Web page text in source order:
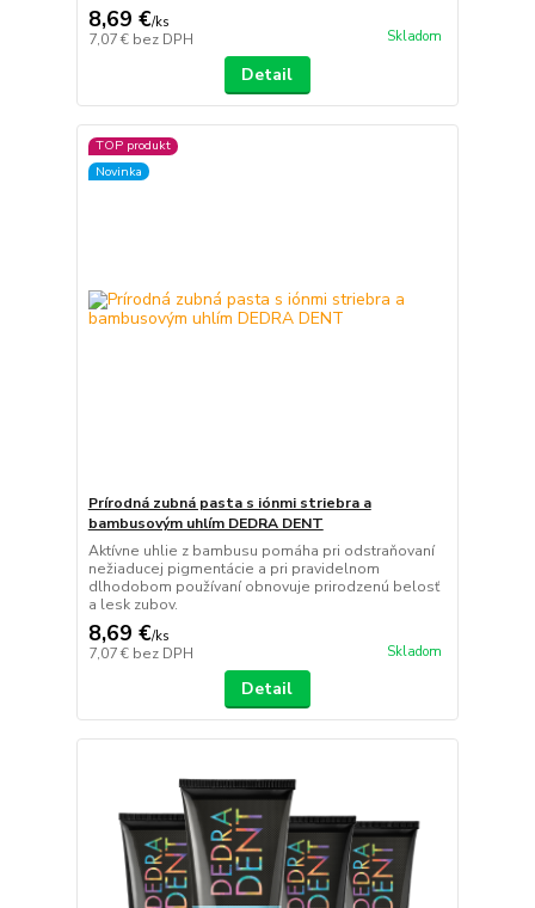
8,69 €/ks
7,07 € bez DPH Skladom
Detail
TOP produkt
Novinka
Prírodná zubná pasta s iónmi striebra a
bambusovým uhlím DEDRA DENT
Aktívne uhlie z bambusu pomáha pri odstraňovaní
nežiaducej pigmentácie a pri pravidelnom
dlhodobom používaní obnovuje prirodzenú belosť
a lesk zubov.
8,69 €/ks
7,07 € bez DPH Skladom
Detail